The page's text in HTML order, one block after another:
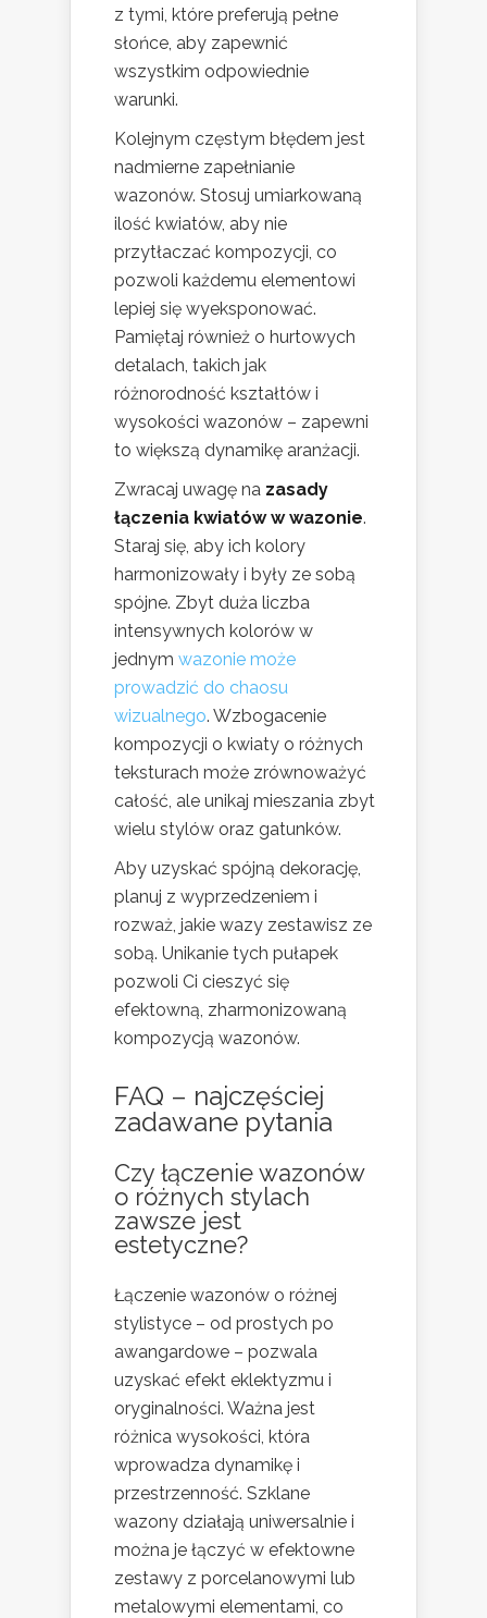
z tymi, które preferują pełne
słońce, aby zapewnić
wszystkim odpowiednie
warunki.
Kolejnym częstym błędem jest
nadmierne zapełnianie
wazonów. Stosuj umiarkowaną
ilość kwiatów, aby nie
przytłaczać kompozycji, co
pozwoli każdemu elementowi
lepiej się wyeksponować.
Pamiętaj również o hurtowych
detalach, takich jak
różnorodność kształtów i
wysokości wazonów – zapewni
to większą dynamikę aranżacji.
Zwracaj uwagę na zasady
łączenia kwiatów w wazonie.
Staraj się, aby ich kolory
harmonizowały i były ze sobą
spójne. Zbyt duża liczba
intensywnych kolorów w
jednym wazonie może
prowadzić do chaosu
wizualnego. Wzbogacenie
kompozycji o kwiaty o różnych
teksturach może zrównoważyć
całość, ale unikaj mieszania zbyt
wielu stylów oraz gatunków.
Aby uzyskać spójną dekorację,
planuj z wyprzedzeniem i
rozważ, jakie wazy zestawisz ze
sobą. Unikanie tych pułapek
pozwoli Ci cieszyć się
efektowną, zharmonizowaną
kompozycją wazonów.
FAQ – najczęściej
zadawane pytania
Czy łączenie wazonów
o różnych stylach
zawsze jest
estetyczne?
Łączenie wazonów o różnej
stylistyce – od prostych po
awangardowe – pozwala
uzyskać efekt eklektyzmu i
oryginalności. Ważna jest
różnica wysokości, która
wprowadza dynamikę i
przestrzenność. Szklane
wazony działają uniwersalnie i
można je łączyć w efektowne
zestawy z porcelanowymi lub
metalowymi elementami, co